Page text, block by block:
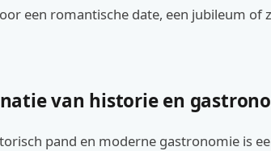
een romantische date, een jubileum of
van historie en
pand en moderne gastronomie is